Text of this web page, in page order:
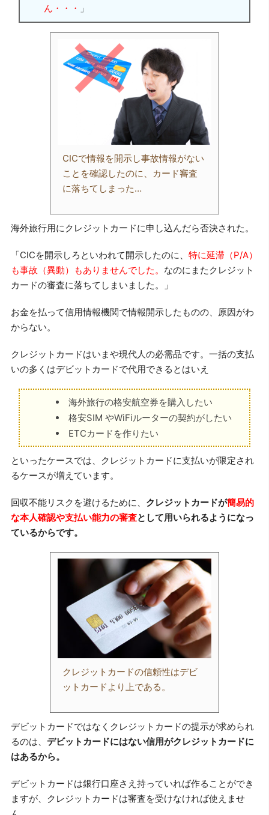
ん・・・ 」
CICで情報を開示し事故情報がない
ことを確認したのに、カード審査
に落ちてしまった…
海外旅行用にクレジットカードに申し込んだら否決された。
「CICを開示しろといわれて開示したのに、 特に延滞（P/A）
も事故（異動）もありませんでした。 なのにまたクレジット
カードの審査に落ちてしまいました。」
お金を払って信用情報機関で情報開示したものの、原因がわ
からない。
クレジットカードはいまや現代人の必需品です。一括の支払
いの多くはデビットカードで代用できるとはいえ
海外旅行の格安航空券を購入したい
格安SIM やWiFiルーターの契約がしたい
ETCカードを作りたい
といったケースでは、クレジットカードに支払いが限定され
るケースが増えています。
回収不能リスクを避けるために、 クレジットカードが簡易的
な本人確認や支払い能力の審査として用いられるようになっ
ているからです。
クレジットカードの信頼性はデビ
ットカードより上である。
デビットカードではなくクレジットカードの提示が求められ
るのは、 デビットカードにはない信用がクレジットカードに
はあるから。
デビットカードは銀行口座さえ持っていれば作ることができ
ますが、クレジットカードは審査を受けなければ使えませ